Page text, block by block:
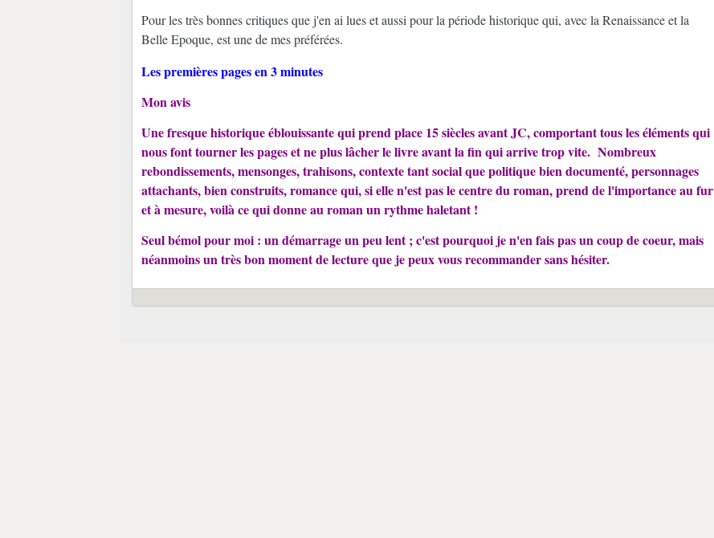
Pour les très bonnes critiques que j'en ai lues et aussi pour la période historique qui, avec la Renaissance et la
Belle Epoque, est une de mes préférées.
Les premières pages en 3 minutes
Mon avis
Une fresque historique éblouissante qui prend place 15 siècles avant JC, comportant tous les éléments qui
nous font tourner les pages et ne plus lâcher le livre avant la fin qui arrive trop vite. Nombreux
rebondissements, mensonges, trahisons, contexte tant social que politique bien documenté, personnages
attachants, bien construits, romance qui, si elle n'est pas le centre du roman, prend de l'importance au fur
et à mesure, voilà ce qui donne au roman un rythme haletant !
Seul bémol pour moi : un démarrage un peu lent ; c'est pourquoi je n'en fais pas un coup de coeur, mais
néanmoins un très bon moment de lecture que je peux vous recommander sans hésiter.